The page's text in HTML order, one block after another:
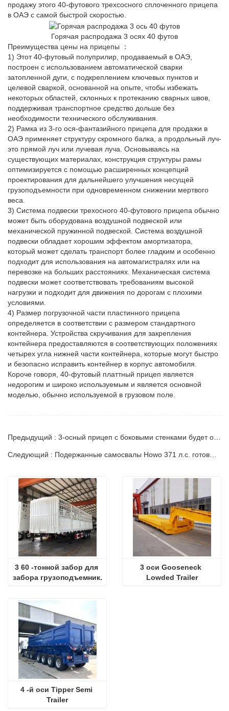
продажу этого 40-футового трехсосного сплоченного прицепа
в ОАЭ с самой быстрой скоростью.
Горячая распродажа 3 осях 40 футов
Преимущества цены на прицепы ：
1) Этот 40-футовый полуприлир, продаваемый в ОАЭ,
построен с использованием автоматической сварки
затопленной дуги, с подкреплением ключевых пунктов и
целевой сваркой, основанной на опыте, чтобы избежать
некоторых областей, склонных к протеканию сварных швов,
поддерживая транспортное средство дольше без
необходимости технического обслуживания.
2) Рамка из 3-го ося-фантазийного прицепа для продажи в
ОАЭ применяет структуру скромного балка, а продольный луч-
это прямой луч или лучевая луча. Основываясь на
существующих материалах, конструкция структуры рамы
оптимизируется с помощью расширенных концепций
проектирования для дальнейшего улучшения несущей
грузоподъемности при одновременном снижении мертвого
веса.
3) Система подвески трехосного 40-футового прицепа обычно
может быть оборудована воздушной подвеской или
механической пружинной подвеской. Система воздушной
подвески обладает хорошим эффектом амортизатора,
который может сделать транспорт более гладким и особенно
подходит для использования на автомагистралях или на
перевозке на больших расстояниях. Механическая система
подвески может соответствовать требованиям высокой
нагрузки и подходит для движения по дорогам с плохими
условиями.
4) Размер погрузочной части пластинного прицепа
определяется в соответствии с размером стандартного
контейнера. Устройства скручивания для закрепления
контейнера предоставляются в соответствующих положениях
четырех угла нижней части контейнера, которые могут быстро
и безопасно исправить контейнер в корпус автомобиля.
Короче говоря, 40-футовый платтный прицеп является
недорогим и широко используемым и является основной
моделью, обычно используемой в грузовом поле.
3 60 -тонной забор для
забора грузоподъемник.
3 оси Gooseneck
Lowded Trailer
4 -й оси Tipper Semi
Trailer